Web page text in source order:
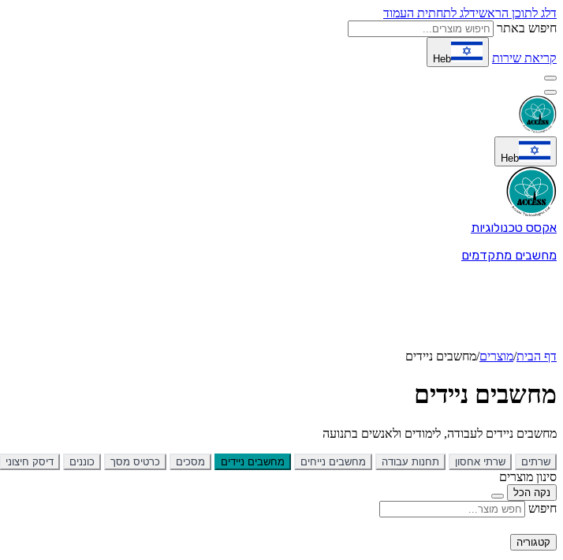
דלג לתוכן הראשידלג לתחתית העמוד
חיפוש באתר
קריאת שירות Heb
Heb
אקסס טכנולוגיות
מחשבים מתקדמים
דף הבית/מוצרים/מחשבים ניידים
מחשבים ניידים
מחשבים ניידים לעבודה, לימודים ולאנשים בתנועה
שרתים שרתי אחסון תחנות עבודה מחשבים נייחים מחשבים ניידים מסכים כרטיס מסך כוננים דיסק חיצוני
סינון מוצרים
נקה הכל
חיפוש
קטגוריה